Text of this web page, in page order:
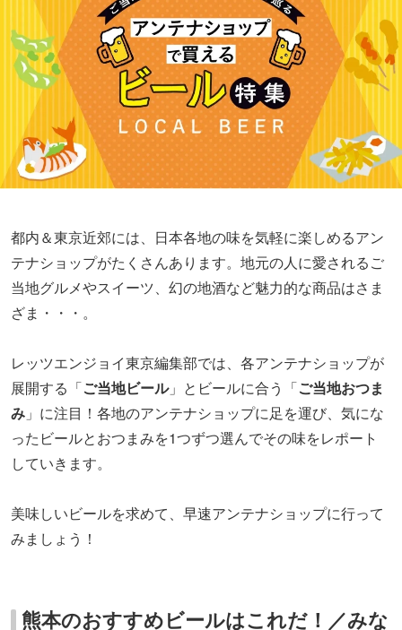
都内＆東京近郊には、日本各地の味を気軽に楽しめるアン
テナショップがたくさんあります。地元の人に愛されるご
当地グルメやスイーツ、幻の地酒など魅力的な商品はさま
ざま・・・。
レッツエンジョイ東京編集部では、各アンテナショップが
展開する「ご当地ビール」とビールに合う「ご当地おつま
み 」に注目！各地のアンテナショップに足を運び、気にな
ったビールとおつまみを1つずつ選んでその味をレポート
していきます。
美味しいビールを求めて、早速アンテナショップに行って
みましょう！
熊本のおすすめビールはこれだ！／みな